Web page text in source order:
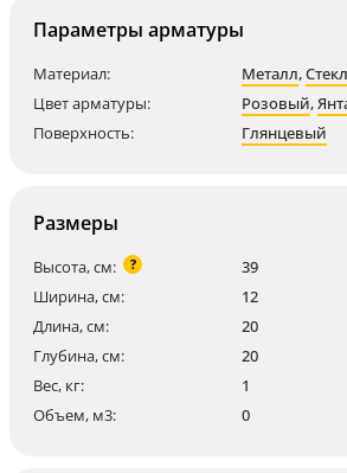
Параметры арматуры
Материал: Металл,
Цвет арматуры:
Розовый,
Поверхность:
Глянцевый
Размеры
Высота, см: ?
39
Ширина, см:
12
Длина, см:
20
Глубина, см:
20
Вес, кг:
1
Объем, м3:
0